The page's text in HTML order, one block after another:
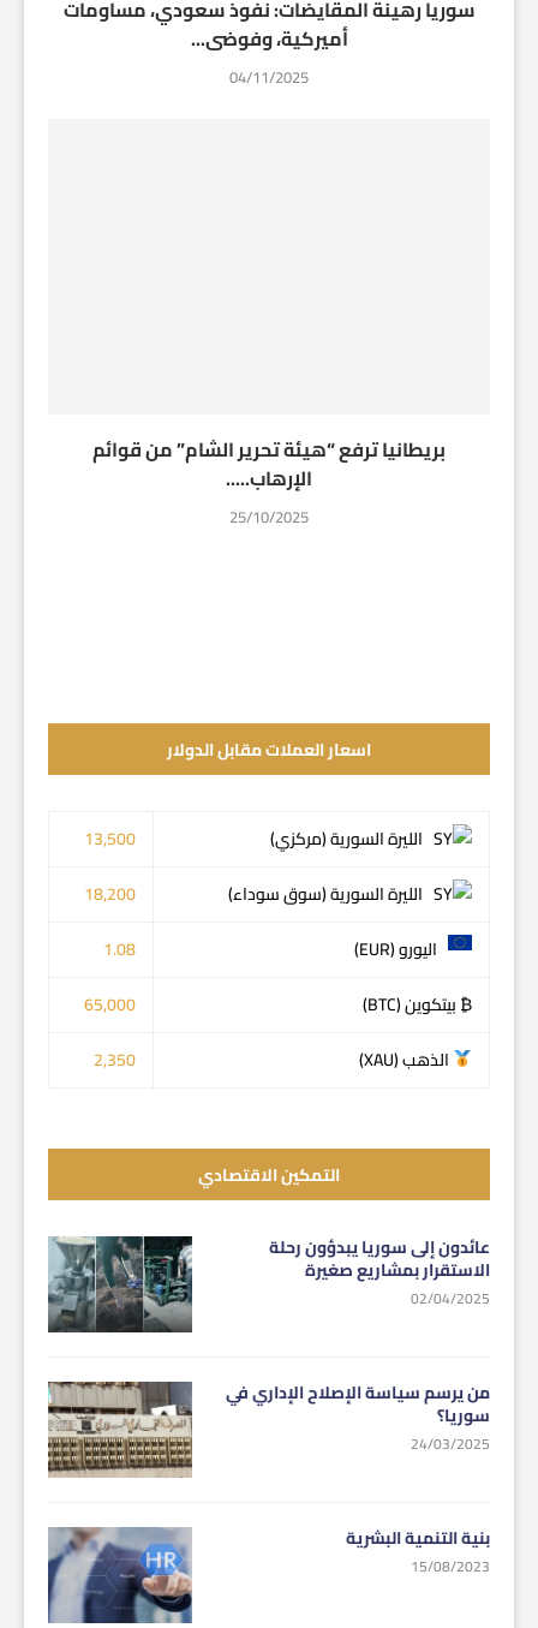
سوريا رهينة المقايضات: نفوذ سعودي، مساومات
أميركية، وفوضى...
04/11/2025
بريطانيا ترفع “هيئة تحرير الشام” من قوائم
الإرهاب.....
25/10/2025
اسعار العملات مقابل الدولار
الليرة السورية (مركزي)
13,500
الليرة السورية (سوق سوداء)
18,200
اليورو (EUR)
1.08
₿ بيتكوين (BTC)
65,000
الذهب (XAU)
2,350
التمكين الاقتصادي
عائدون إلى سوريا يبدؤون رحلة
الاستقرار بمشاريع صغيرة
02/04/2025
من يرسم سياسة الإصلاح الإداري في
سوريا؟
24/03/2025
بنية التنمية البشرية
15/08/2023